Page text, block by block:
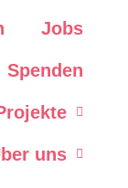
Jobs
Spenden
uns